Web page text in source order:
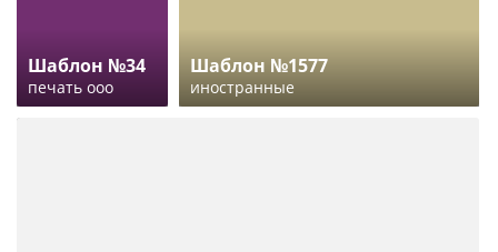
Шаблон №34
печать ооо
Шаблон №1577
иностранные